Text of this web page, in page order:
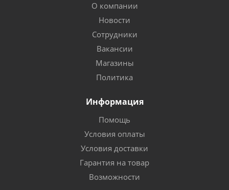
О компании
Новости
Сотрудники
Вакансии
Магазины
Политика
Информация
Помощь
Условия оплаты
Условия доставки
Гарантия на товар
Возможности